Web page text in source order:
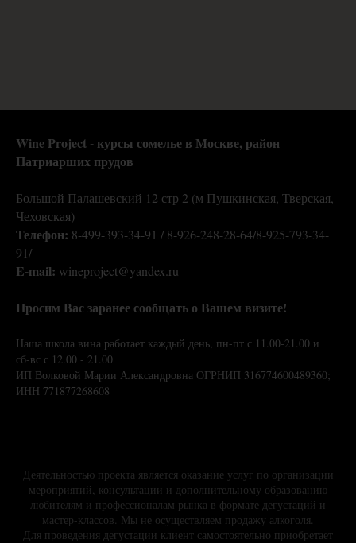
Wine Project - курсы сомелье в Москве,район
Патриарших прудов
Большой Палашевский 12 стр 2 (м Пушкинская, Тверская,
Чеховская)
Телефон: 8-499-393-34-91 / 8-926-248-28-64/8-925-793-34-
91/
E-mail: wineproject@yandex.ru
Просим Вас заранее сообщать о Вашем визите!
Наша школа вина работает каждый день, пн-пт с 11.00-21.00 и
сб-вс с 12.00 - 21.00
ИП Волковой Марии Александровна ОГРНИП 316774600489360;
ИНН 771877268608
Деятельностью проекта является оказание услуг по организации
мероприятий, консультации и дополнительному образованию
любителям и профессионалам рынка в формате дегустаций и
мастер-классов. Мы не осуществляем продажу алкоголя.
Для проведения дегустации клиент самостоятельно приобретает